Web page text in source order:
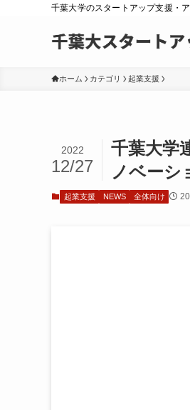
千葉大学のスタートアップ支援・
ホーム カテゴリ 起業支援
千葉大学
ノベーシ
2022
12/27
起業支援 NEWS 全体向け